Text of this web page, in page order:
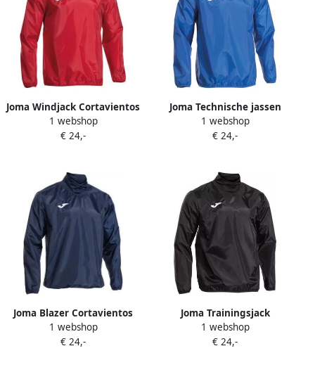
Joma Windjack Cortavientos
Wind
1 webshop
€ 24,-
Joma Technische jassen
Cortavientos Wind Royal
1 webshop
€ 24,-
Joma Blazer Cortavientos
Wind Marino
1 webshop
€ 24,-
Joma Trainingsjack
Cortavientos Wind
1 webshop
€ 24,-